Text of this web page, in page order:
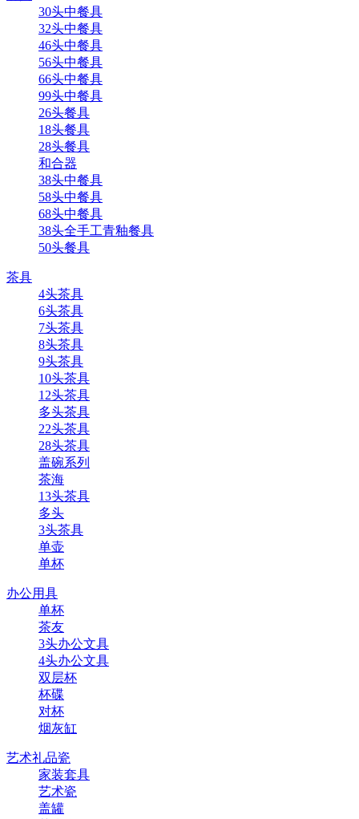
30头中餐具
32头中餐具
46头中餐具
56头中餐具
66头中餐具
99头中餐具
26头餐具
18头餐具
28头餐具
和合器
38头中餐具
58头中餐具
68头中餐具
38头全手工青釉餐具
50头餐具
茶具
4头茶具
6头茶具
7头茶具
8头茶具
9头茶具
10头茶具
12头茶具
多头茶具
22头茶具
28头茶具
盖碗系列
茶海
13头茶具
多头
3头茶具
单壶
单杯
办公用具
单杯
茶友
3头办公文具
4头办公文具
双层杯
杯碟
对杯
烟灰缸
艺术礼品瓷
家装套具
艺术瓷
盖罐